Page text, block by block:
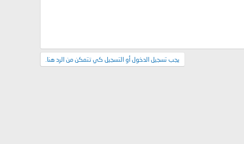
يجب تسجيل الدخول أو التسجيل كي تتمكن من الرد هنا.